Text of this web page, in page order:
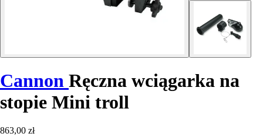
Cannon Ręczna wciągarka na
stopie Mini troll
863,00 zł